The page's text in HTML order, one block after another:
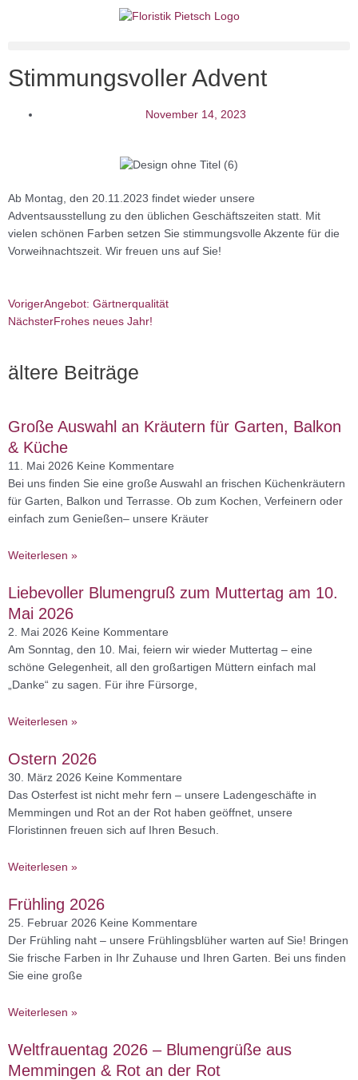
Stimmungsvoller Advent
November 14, 2023
Ab Montag, den 20.11.2023 findet wieder unsere
Adventsausstellung zu den üblichen Geschäftszeiten statt. Mit
vielen schönen Farben setzen Sie stimmungsvolle Akzente für die
Vorweihnachtszeit. Wir freuen uns auf Sie!
Zurück
VorigerAngebot: Gärtnerqualität
NächsterFrohes neues Jahr!
Nächster
ältere Beiträge
Große Auswahl an Kräutern für Garten, Balkon
& Küche
11. Mai 2026 Keine Kommentare
Bei uns finden Sie eine große Auswahl an frischen Küchenkräutern
für Garten, Balkon und Terrasse. Ob zum Kochen, Verfeinern oder
einfach zum Genießen– unsere Kräuter
Weiterlesen »
Liebevoller Blumengruß zum Muttertag am 10.
Mai 2026
2. Mai 2026 Keine Kommentare
Am Sonntag, den 10. Mai, feiern wir wieder Muttertag – eine
schöne Gelegenheit, all den großartigen Müttern einfach mal
„Danke“ zu sagen. Für ihre Fürsorge,
Weiterlesen »
Ostern 2026
30. März 2026 Keine Kommentare
Das Osterfest ist nicht mehr fern – unsere Ladengeschäfte in
Memmingen und Rot an der Rot haben geöffnet, unsere
Floristinnen freuen sich auf Ihren Besuch.
Weiterlesen »
Frühling 2026
25. Februar 2026 Keine Kommentare
Der Frühling naht – unsere Frühlingsblüher warten auf Sie! Bringen
Sie frische Farben in Ihr Zuhause und Ihren Garten. Bei uns finden
Sie eine große
Weiterlesen »
Weltfrauentag 2026 – Blumengrüße aus
Memmingen & Rot an der Rot